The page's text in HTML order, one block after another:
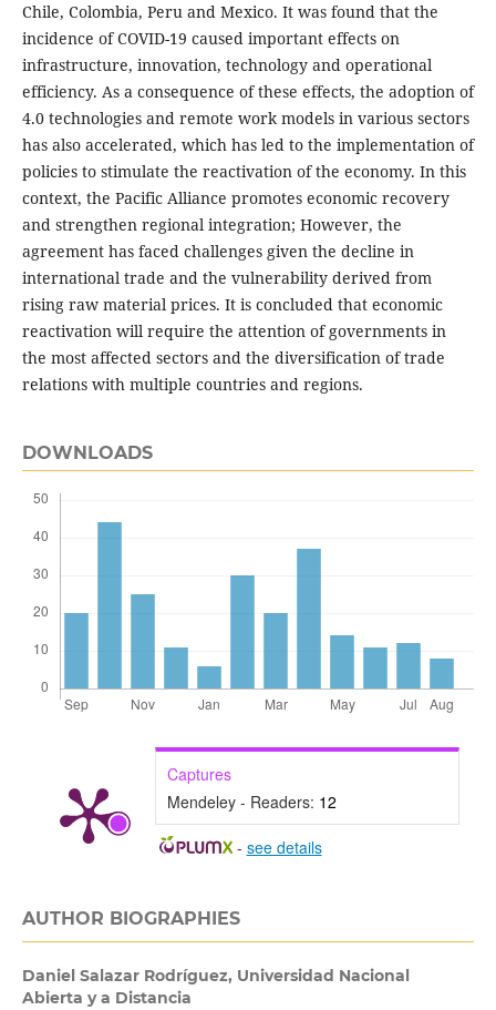
Chile, Colombia, Peru and Mexico. It was found that the
incidence of COVID-19 caused important effects on
infrastructure, innovation, technology and operational
efficiency. As a consequence of these effects, the adoption of
4.0 technologies and remote work models in various sectors
has also accelerated, which has led to the implementation of
policies to stimulate the reactivation of the economy. In this
context, the Pacific Alliance promotes economic recovery
and strengthen regional integration; However, the
agreement has faced challenges given the decline in
international trade and the vulnerability derived from
rising raw material prices. It is concluded that economic
reactivation will require the attention of governments in
the most affected sectors and the diversification of trade
relations with multiple countries and regions.
DOWNLOADS
Captures
Mendeley - Readers: 12
- see details
AUTHOR BIOGRAPHIES
Daniel Salazar Rodríguez, Universidad Nacional
Abierta y a Distancia